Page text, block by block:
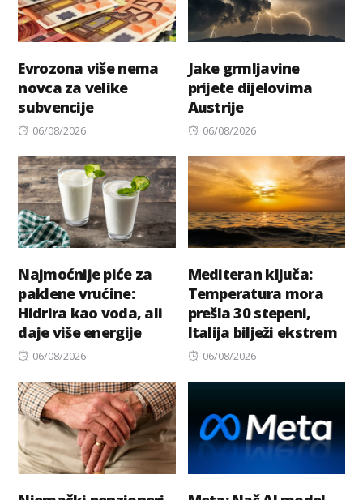
Evrozona više nema
novca za velike
subvencije
Posted
06/08/2026
Jake grmljavine
prijete dijelovima
Austrije
Posted
06/08/2026
Najmoćnije piće za
paklene vrućine:
Hidrira kao voda, ali
daje više energije
Posted
06/08/2026
Mediteran ključa:
Temperatura mora
prešla 30 stepeni,
Italija bilježi ekstrem
Posted
06/08/2026